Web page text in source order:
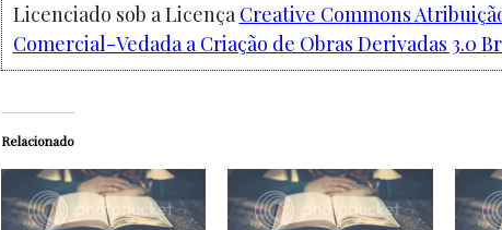
Licenciado sob a Licença Creative Commons
Comercial-Vedada a Criação de Obras Derivadas 3.0
Relacionado